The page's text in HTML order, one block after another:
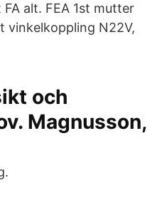
alt. FEA 1st mutter
vinkelkoppling N22V,
och
Magnusson,